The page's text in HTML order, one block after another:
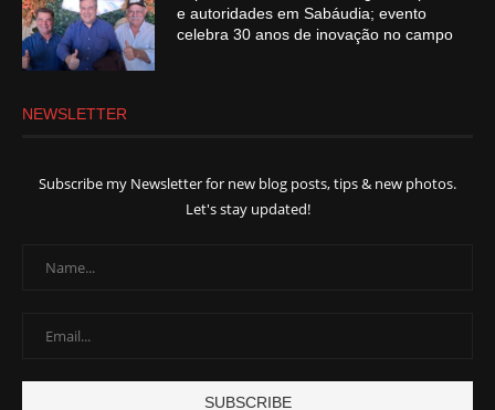
e autoridades em Sabáudia; evento
celebra 30 anos de inovação no campo
NEWSLETTER
Subscribe my Newsletter for new blog posts, tips & new photos.
Let's stay updated!